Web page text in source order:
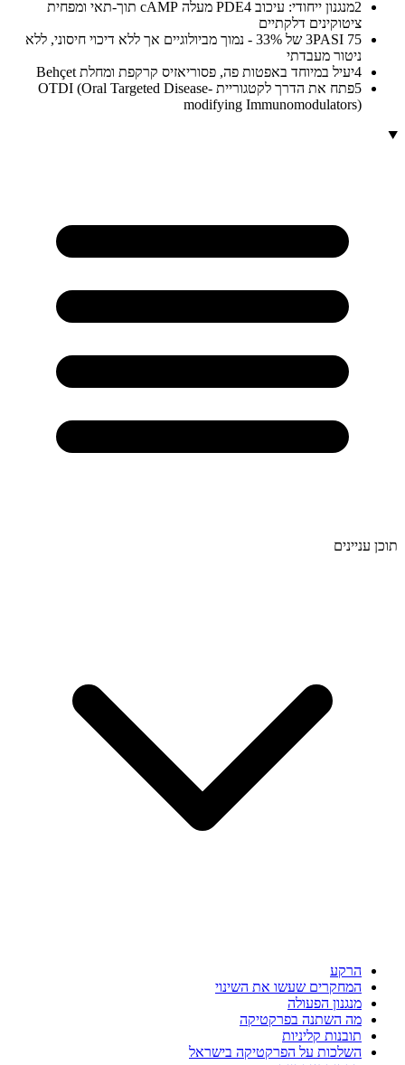
2
מנגנון ייחודי: עיכוב PDE4 מעלה cAMP תוך-תאי ומפחית
ציטוקינים דלקתיים
3
PASI 75 של 33% - נמוך מביולוגיים אך ללא דיכוי חיסוני, ללא
ניטור מעבדתי
4יעיל במיוחד באפטות פה, פסוריאזיס קרקפת ומחלת Behçet
5
פתח את הדרך לקטגוריית OTDI (Oral Targeted Disease-
modifying Immunomodulators)
תוכן עניינים
הרקע
המחקרים שעשו את השינוי
מנגנון הפעולה
מה השתנה בפרקטיקה
תובנות קליניות
השלכות על הפרקטיקה בישראל